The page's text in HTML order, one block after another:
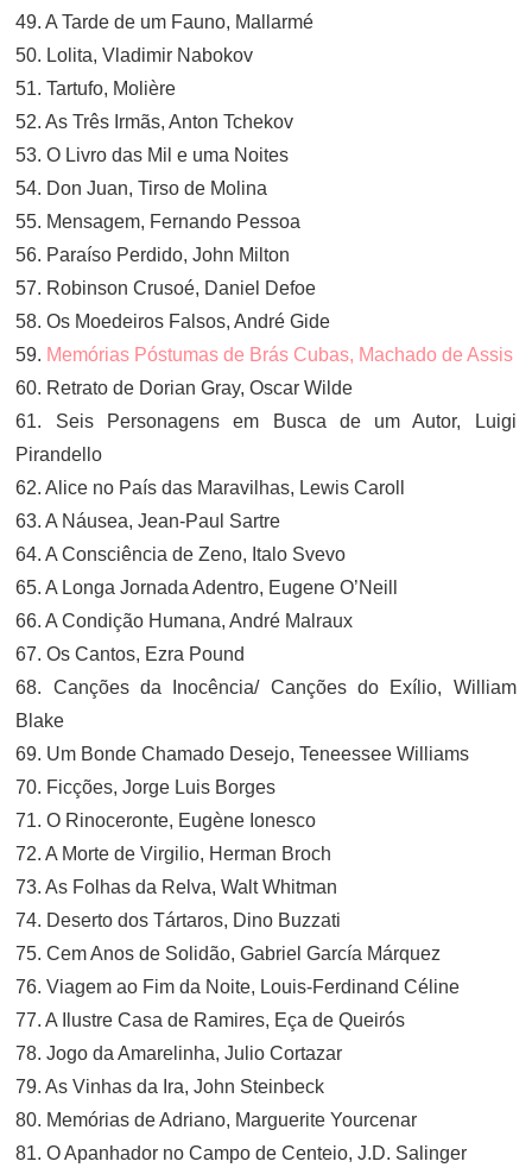
49. A Tarde de um Fauno, Mallarmé
50. Lolita, Vladimir Nabokov
51. Tartufo, Molière
52. As Três Irmãs, Anton Tchekov
53. O Livro das Mil e uma Noites
54. Don Juan, Tirso de Molina
55. Mensagem, Fernando Pessoa
56. Paraíso Perdido, John Milton
57. Robinson Crusoé, Daniel Defoe
58. Os Moedeiros Falsos, André Gide
59. Memórias Póstumas de Brás Cubas, Machado de Assis
60. Retrato de Dorian Gray, Oscar Wilde
61. Seis Personagens em Busca de um Autor, Luigi
Pirandello
62. Alice no País das Maravilhas, Lewis Caroll
63. A Náusea, Jean-Paul Sartre
64. A Consciência de Zeno, Italo Svevo
65. A Longa Jornada Adentro, Eugene O’Neill
66. A Condição Humana, André Malraux
67. Os Cantos, Ezra Pound
68. Canções da Inocência/ Canções do Exílio, William
Blake
69. Um Bonde Chamado Desejo, Teneessee Williams
70. Ficções, Jorge Luis Borges
71. O Rinoceronte, Eugène Ionesco
72. A Morte de Virgilio, Herman Broch
73. As Folhas da Relva, Walt Whitman
74. Deserto dos Tártaros, Dino Buzzati
75. Cem Anos de Solidão, Gabriel García Márquez
76. Viagem ao Fim da Noite, Louis-Ferdinand Céline
77. A Ilustre Casa de Ramires, Eça de Queirós
78. Jogo da Amarelinha, Julio Cortazar
79. As Vinhas da Ira, John Steinbeck
80. Memórias de Adriano, Marguerite Yourcenar
81. O Apanhador no Campo de Centeio, J.D. Salinger